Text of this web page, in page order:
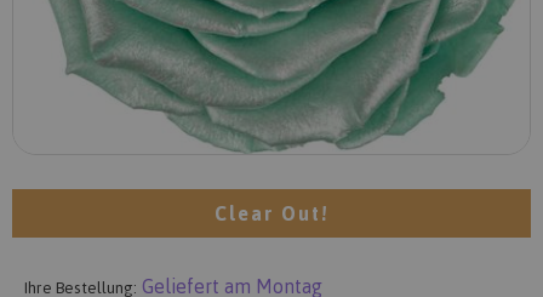
Clear Out!
Ihre Bestellung: Geliefert am Montag